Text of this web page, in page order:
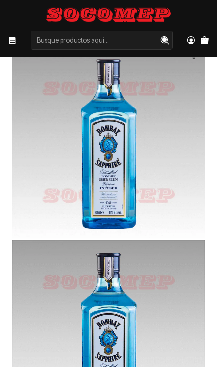
Inicio Categorías LICORES
GIN
Gin Bombay Sapphire 750cc